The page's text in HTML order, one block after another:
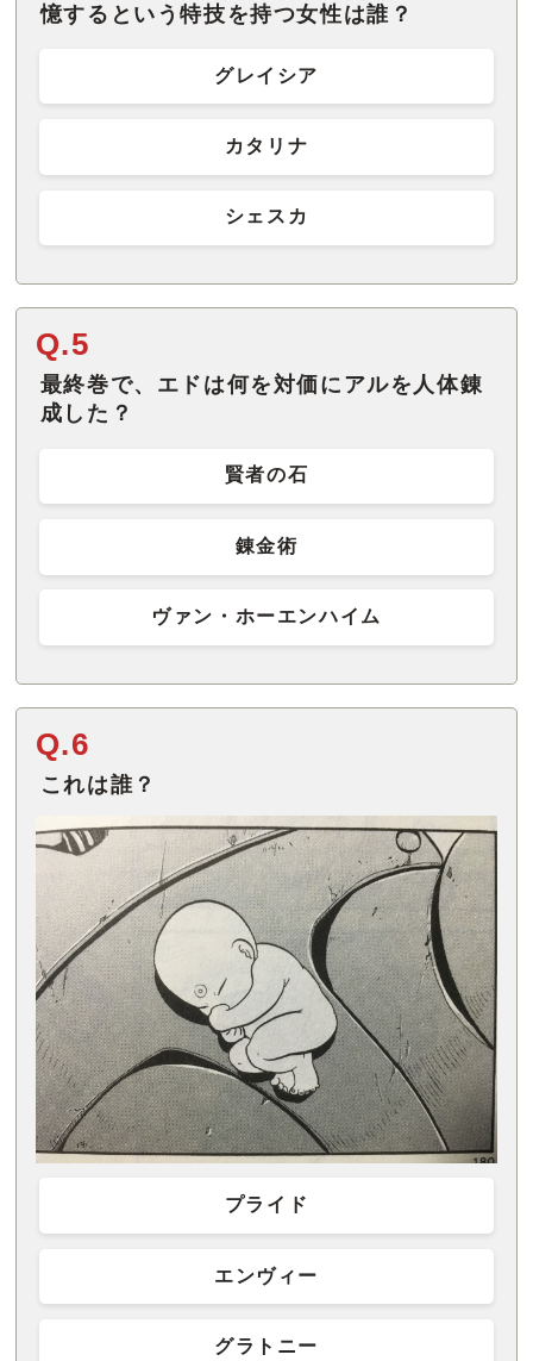
憶するという特技を持つ女性は誰？
グレイシア
カタリナ
シェスカ
Q.5
最終巻で、エドは何を対価にアルを人体錬
成した？
賢者の石
錬金術
ヴァン・ホーエンハイム
Q.6
これは誰？
プライド
エンヴィー
グラトニー